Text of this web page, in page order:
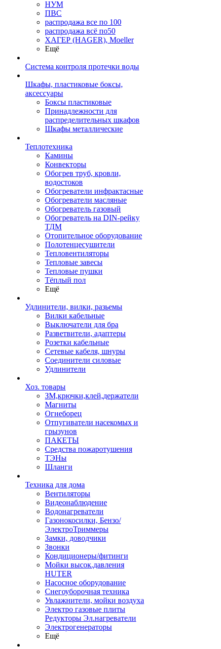
НУМ
ПВС
распродажа все по 100
распродажа всё по50
ХАГЕР (HAGER), Moeller
Ещё
Система контроля протечки воды
Шкафы, пластиковые боксы,
аксессуары
Боксы пластиковые
Принадлежности для
распределительных шкафов
Шкафы металлические
Теплотехника
Камины
Конвекторы
Обогрев труб, кровли,
водостоков
Обогреватели инфрактасные
Обогреватели масляные
Обогреватель газовый
Обогреватель на DIN-рейку
ТДМ
Отопительное оборудование
Полотенцесушители
Тепловентиляторы
Тепловые завесы
Тепловые пушки
Тёплый пол
Ещё
Удлинители, вилки, разьемы
Вилки кабельные
Выключатели для бра
Разветвители, адаптеры
Розетки кабельные
Сетевые кабеля, шнуры
Соединители силовые
Удлинители
Хоз. товары
ЗМ,крючки,клей,держатели
Магниты
Огнеборец
Отпугиватели насекомых и
грызунов
ПАКЕТЫ
Средства пожаротушения
ТЭНы
Шланги
Техника для дома
Вентиляторы
Видеонаблюдение
Водонагреватели
Газонокосилки, Бензо/
ЭлектроТриммеры
Замки, доводчики
Звонки
Кондиционеры/фитинги
Мойки высок.давления
HUTER
Насосное оборудование
Снегоуборочная техника
Увлажнители, мойки воздуха
Электро газовые плиты
Редукторы Эл.нагреватели
Электрогенераторы
Ещё